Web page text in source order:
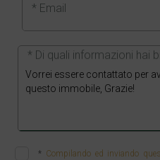
* Email
* Di quali informazioni hai
* Compilando ed inviando